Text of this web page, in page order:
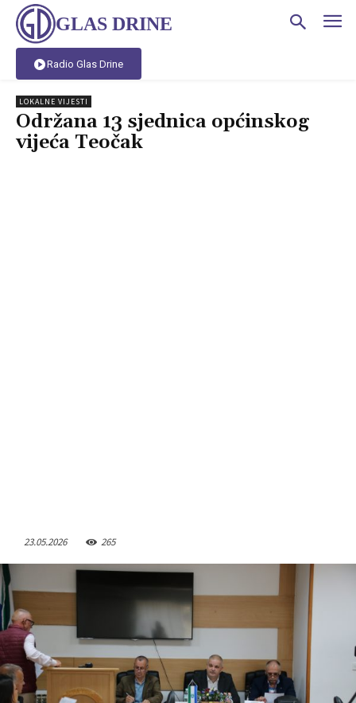
GLAS DRINE
Radio Glas Drine
LOKALNE VIJESTI
Održana 13 sjednica općinskog
vijeća Teočak
23.05.2026 265